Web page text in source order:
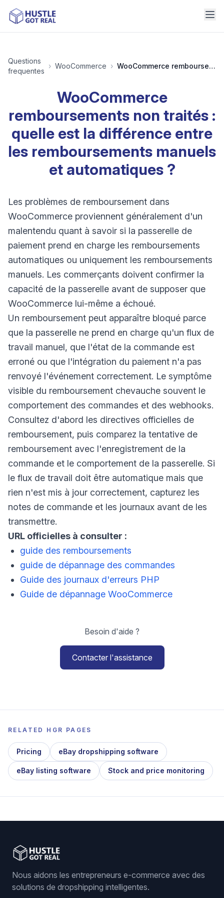
Questions
frequentes
› WooCommerce › WooCommerce remboursements non traités : quelle est la différence entre les remboursements manuels et automatiques ?
WooCommerce
remboursements non traités :
quelle est la différence entre
les remboursements manuels
et automatiques ?
Les problèmes de remboursement dans
WooCommerce proviennent généralement d'un
malentendu quant à savoir si la passerelle de
paiement prend en charge les remboursements
automatiques ou uniquement les remboursements
manuels. Les commerçants doivent confirmer la
capacité de la passerelle avant de supposer que
WooCommerce lui-même a échoué.
Un remboursement peut apparaître bloqué parce
que la passerelle ne prend en charge qu'un flux de
travail manuel, que l'état de la commande est
erroné ou que l'intégration du paiement n'a pas
renvoyé l'événement correctement. Le symptôme
visible du remboursement chevauche souvent le
comportement des commandes et des webhooks.
Consultez d'abord les directives officielles de
remboursement, puis comparez la tentative de
remboursement avec l'enregistrement de la
commande et le comportement de la passerelle. Si
le flux de travail doit être automatique mais que
rien n'est mis à jour correctement, capturez les
notes de commande et les journaux avant de les
transmettre.
URL officielles à consulter :
guide des remboursements
guide de dépannage des commandes
Guide des journaux d'erreurs PHP
Guide de dépannage WooCommerce
Besoin d'aide ?
Contacter l'assistance
RELATED HGR PAGES
Pricing eBay dropshipping software
eBay listing software Stock and price monitoring
Nous aidons les entrepreneurs e-commerce avec des
solutions de dropshipping intelligentes.